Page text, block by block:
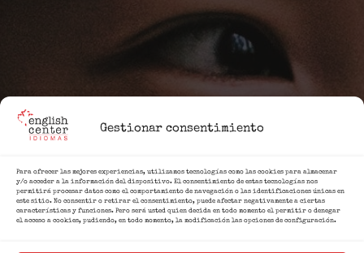
Gestionar consentimiento
Para ofrecer las mejores experiencias, utilizamos tecnologías como las cookies para almacenar
y/o acceder a la información del dispositivo. El consentimiento de estas tecnologías nos
permitirá procesar datos como el comportamiento de navegación o las identificaciones únicas en
este sitio. No consentir o retirar el consentimiento, puede afectar negativamente a ciertas
características y funciones. Pero será usted quien decida en todo momento el permitir o denegar
el acceso a cookies, pudiendo, en todo momento, la modificación las opciones de configuración.